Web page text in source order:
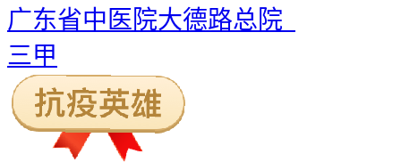
广东省中医院大德路总院
三甲